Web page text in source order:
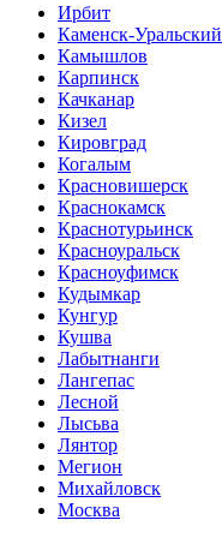
Ирбит
Каменск-Уральский
Камышлов
Карпинск
Качканар
Кизел
Кировград
Когалым
Красновишерск
Краснокамск
Краснотурьинск
Красноуральск
Красноуфимск
Кудымкар
Кунгур
Кушва
Лабытнанги
Лангепас
Лесной
Лысьва
Лянтор
Мегион
Михайловск
Москва